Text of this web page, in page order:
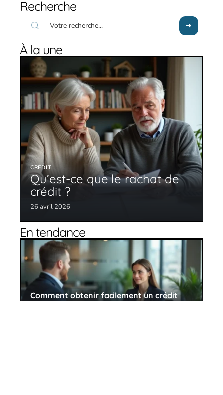
Recherche
À la une
CRÉDIT
Qu’est-ce que le rachat de
crédit ?
26 avril 2026
En tendance
Comment obtenir facilement un crédit
immobilier ?